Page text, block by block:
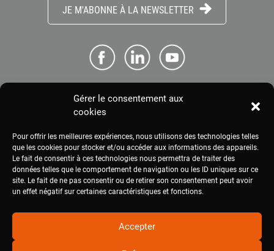
Gérer le consentement aux
cookies
Pour offrir les meilleures expériences, nous utilisons des technologies telles
que les cookies pour stocker et/ou accéder aux informations des appareils.
Le fait de consentir à ces technologies nous permettra de traiter des
données telles que le comportement de navigation ou les ID uniques sur ce
site. Le fait de ne pas consentir ou de retirer son consentement peut avoir
un effet négatif sur certaines caractéristiques et fonctions.
Accepter
JE M'ABONNE À LA NEWSLETTER
ME CONNECTER
ESPACE PRESSE
MENTIONS LÉGALES